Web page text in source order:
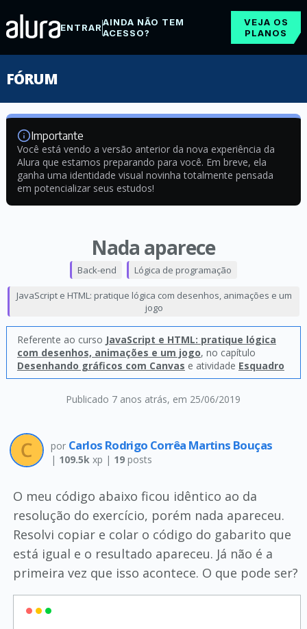
ENTRARAINDA NÃO TEM
ACESSO?
VEJA OS
PLANOS
FÓRUM
Importante
Você está vendo a versão anterior da nova experiência da
Alura que estamos preparando para você. Em breve, ela
ganha uma identidade visual novinha totalmente pensada
em potencializar seus estudos!
Nada aparece
Publicado 7 anos atrás, em 25/06/2019
Back-end Lógica de programação
JavaScript e HTML: pratique lógica com desenhos, animações e um
jogo
Referente ao curso JavaScript e HTML: pratique lógica
com desenhos, animações e um jogo, no capítulo
Desenhando gráficos com Canvas e atividade Esquadro
por Carlos Rodrigo Corrêa Martins Bouças
| 109.5kxp | 19posts
O meu código abaixo ficou idêntico ao da
resolução do exercício, porém nada apareceu.
Resolvi copiar e colar o código do gabarito que
está igual e o resultado apareceu. Já não é a
primeira vez que isso acontece. O que pode ser?